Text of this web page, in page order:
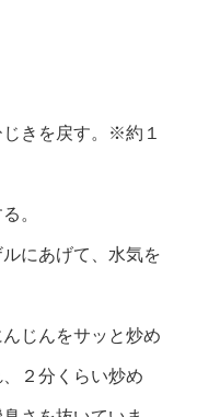
きを戻す。※約１
。
にあげて、水気を
じんをサッと炒め
２分くらい炒め